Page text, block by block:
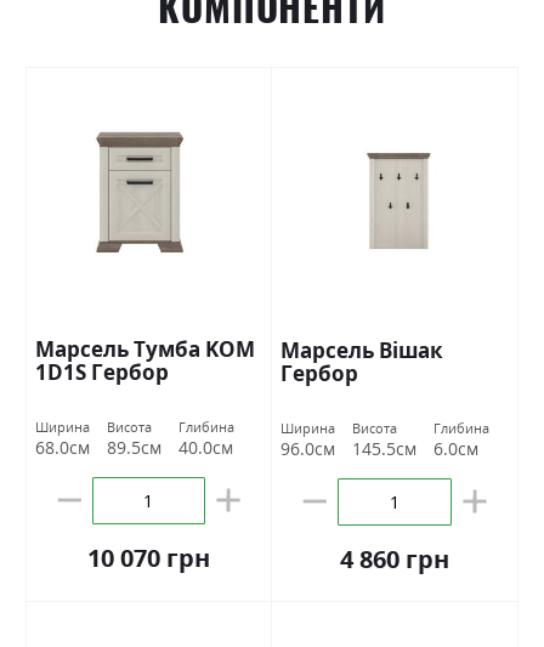
Марсель Тумба KOM
1D1S Гербор
Ширина
68.0см
Висота
89.5см
Глибина
40.0см
10 070 грн
Марсель Вішак
Гербор
Ширина
96.0см
Висота
145.5см
Глибина
6.0см
4 860 грн